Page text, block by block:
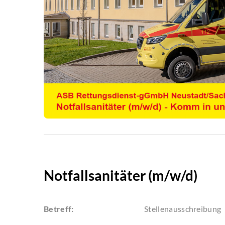
Notfallsanitäter (m/w/d)
Betreff: Stellenausschreibung